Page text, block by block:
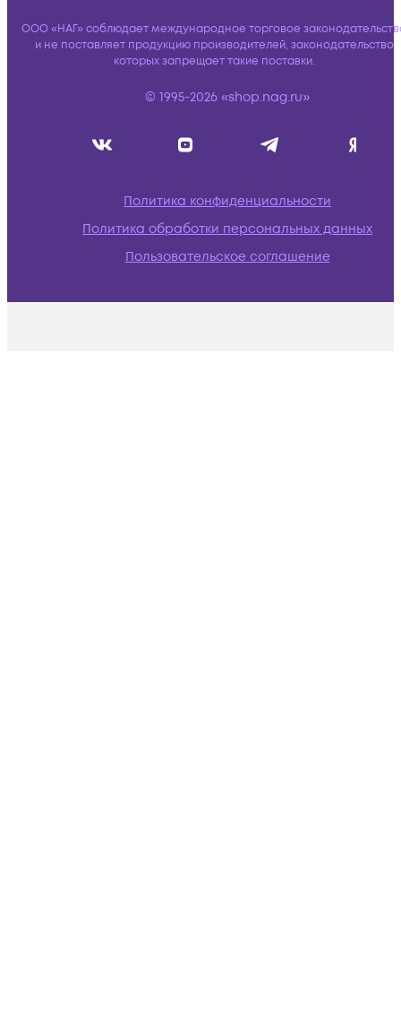
ООО «НАГ» соблюдает международное торговое
и не поставляет продукцию производителей, законодательство
которых запрещает такие поставки.
© 1995-2026 «shop.nag.ru»
Политика конфиденциальности
Политика обработки персональных данных
Пользовательское соглашение